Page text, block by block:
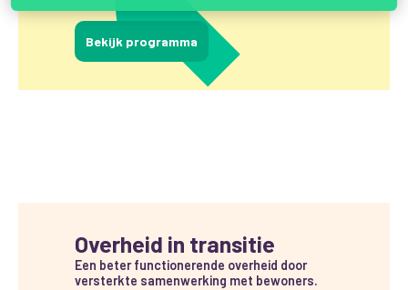
Bekijk programma
Overheid in transitie
Een beter functionerende overheid door
versterkte samenwerking met bewoners.